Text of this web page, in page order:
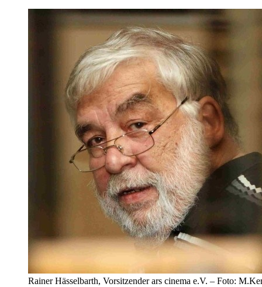
Rainer Hässelbarth, Vorsitzender ars cinema e.V. – Foto: